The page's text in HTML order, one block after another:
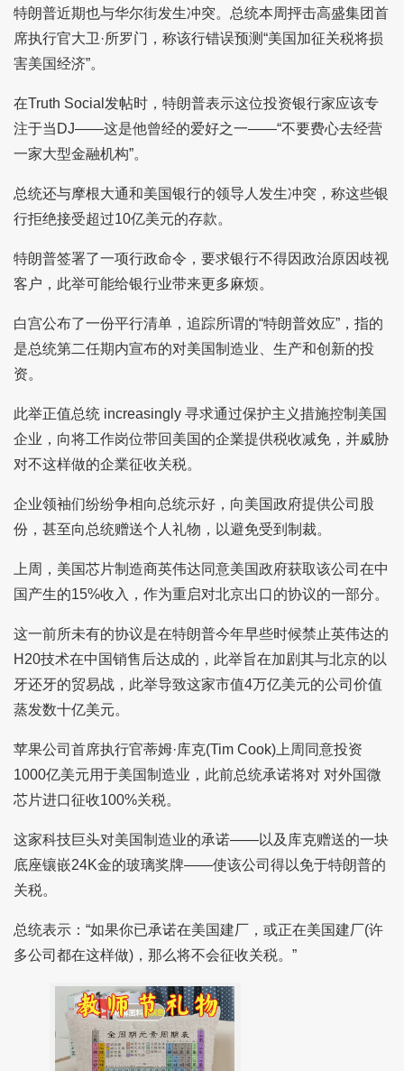
特朗普近期也与华尔街发生冲突。总统本周抨击高盛集团首
席执行官大卫·所罗门，称该行错误预测“美国加征关税将损
害美国经济”。
在Truth Social发帖时，特朗普表示这位投资银行家应该专
注于当DJ——这是他曾经的爱好之一——“不要费心去经营
一家大型金融机构”。
总统还与摩根大通和美国银行的领导人发生冲突，称这些银
行拒绝接受超过10亿美元的存款。
特朗普签署了一项行政命令，要求银行不得因政治原因歧视
客户，此举可能给银行业带来更多麻烦。
白宫公布了一份平行清单，追踪所谓的“特朗普效应”，指的
是总统第二任期内宣布的对美国制造业、生产和创新的投
资。
此举正值总统 increasingly 寻求通过保护主义措施控制美国
企业，向将工作岗位带回美国的企業提供税收减免，并威胁
对不这样做的企業征收关税。
企业领袖们纷纷争相向总统示好，向美国政府提供公司股
份，甚至向总统赠送个人礼物，以避免受到制裁。
上周，美国芯片制造商英伟达同意美国政府获取该公司在中
国产生的15%收入，作为重启对北京出口的协议的一部分。
这一前所未有的协议是在特朗普今年早些时候禁止英伟达的
H20技术在中国销售后达成的，此举旨在加剧其与北京的以
牙还牙的贸易战，此举导致这家市值4万亿美元的公司价值
蒸发数十亿美元。
苹果公司首席执行官蒂姆·库克(Tim Cook)上周同意投资
1000亿美元用于美国制造业，此前总统承诺将对 对外国微
芯片进口征收100%关税。
这家科技巨头对美国制造业的承诺——以及库克赠送的一块
底座镶嵌24K金的玻璃奖牌——使该公司得以免于特朗普的
关税。
总统表示：“如果你已承诺在美国建厂，或正在美国建厂(许
多公司都在这样做)，那么将不会征收关税。”